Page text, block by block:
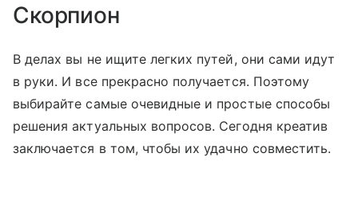
Скорпион
В делах вы не ищите легких путей, они сами идут
в руки. И все прекрасно получается. Поэтому
выбирайте самые очевидные и простые способы
решения актуальных вопросов. Сегодня креатив
заключается в том, чтобы их удачно совместить.